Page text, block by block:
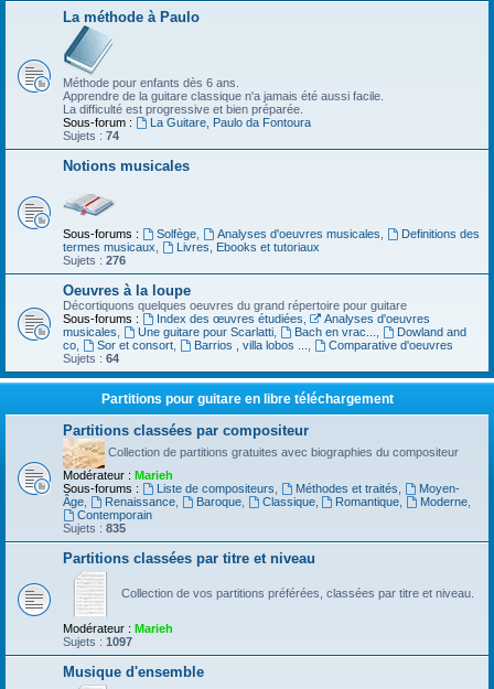
La méthode à Paulo
Méthode pour enfants dès 6 ans.
Apprendre de la guitare classique n'a jamais été aussi facile.
La difficulté est progressive et bien préparée.
Sous-forum :
La Guitare, Paulo da Fontoura
Sujets : 74
Notions musicales
Sous-forums : Solfège, Analyses d'oeuvres musicales
Definitions des
termes musicaux
Livres, Ebooks et tutoriaux
Sujets : 276
Oeuvres à la loupe
Décortiquons quelques oeuvres du grand répertoire pour guitare
Sous-forums :
Index des œuvres étudiées
Analyses d'oeuvres
musicales
Une guitare pour Scarlatti, Bach en vrac...
Dowland and
co
Sor et consort, Barrios , villa lobos ...
Comparative d'oeuvres
Sujets : 64
Partitions pour guitare en libre téléchargement
Partitions classées par compositeur
Collection de partitions gratuites avec biographies du compositeur
Modérateur : Marieh
Sous-forums :
Liste de compositeurs Méthodes et traités
Moyen-
Âge
Renaissance, Baroque, Classique, Romantique Moderne
Contemporain
Sujets : 835
Partitions classées par titre et niveau
Collection de vos partitions préférées, classées par titre et niveau.
Modérateur : Marieh
Sujets : 1097
Musique d'ensemble